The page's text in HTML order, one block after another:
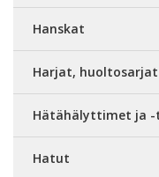
Hanskat
Harjat,
Hätähälyttimet ja
Hatut